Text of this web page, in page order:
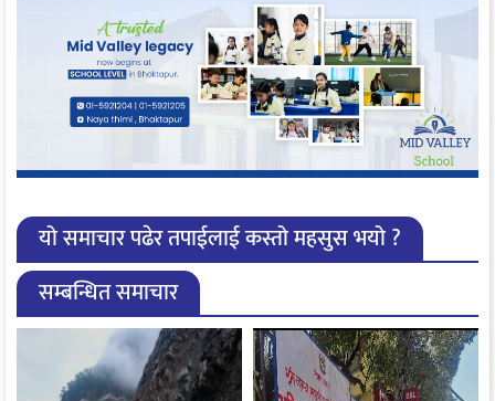
यो समाचार पढेर तपाईलाई कस्तो महसुस भयो ?
सम्बन्धित समाचार